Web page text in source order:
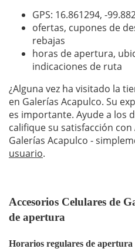
GPS: 16.861294, -
ofertas, cupones de
rebajas
horas de apertura,
indicaciones de ruta
¿Alguna vez ha visitado la
en Galerías Acapulco. Su
es importante. Ayude a los
califique su satisfacción
Galerías Acapulco -
usuario.
Accesorios Celulares de
de apertura
Horarios regulares de apertura